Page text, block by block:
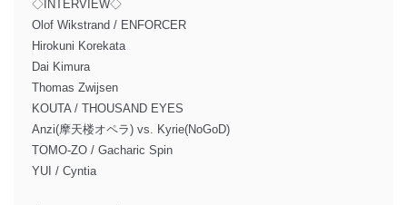
◇INTERVIEW◇
Olof Wikstrand / ENFORCER
Hirokuni Korekata
Dai Kimura
Thomas Zwijsen
KOUTA / THOUSAND EYES
Anzi(摩天楼オペラ) vs. Kyrie(NoGoD)
TOMO-ZO / Gacharic Spin
YUI / Cyntia